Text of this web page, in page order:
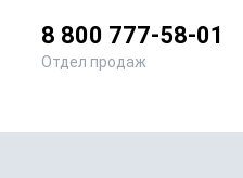
8 800 777-58-01
Отдел продаж